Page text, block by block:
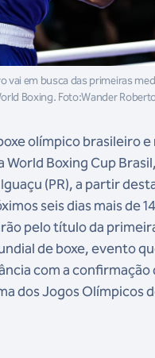
vai em busca das primeiras
Boxing. Foto:Wander
olímpico brasileiro
World Boxing Cup
(PR), a partir
seis dias mais de
pelo título da
de boxe, evento
com a confirmação
dos Jogos Olímpicos